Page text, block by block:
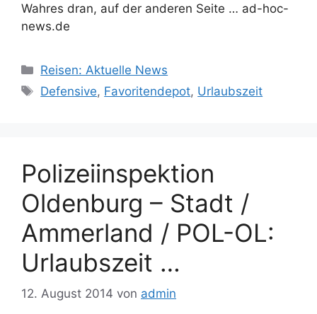
Wahres dran, auf der anderen Seite … ad-hoc-
news.de
Kategorien
Reisen: Aktuelle News
Schlagwörter
Defensive, Favoritendepot, Urlaubszeit
Polizeiinspektion
Oldenburg – Stadt /
Ammerland / POL-OL:
Urlaubszeit …
12. August 2014 von admin